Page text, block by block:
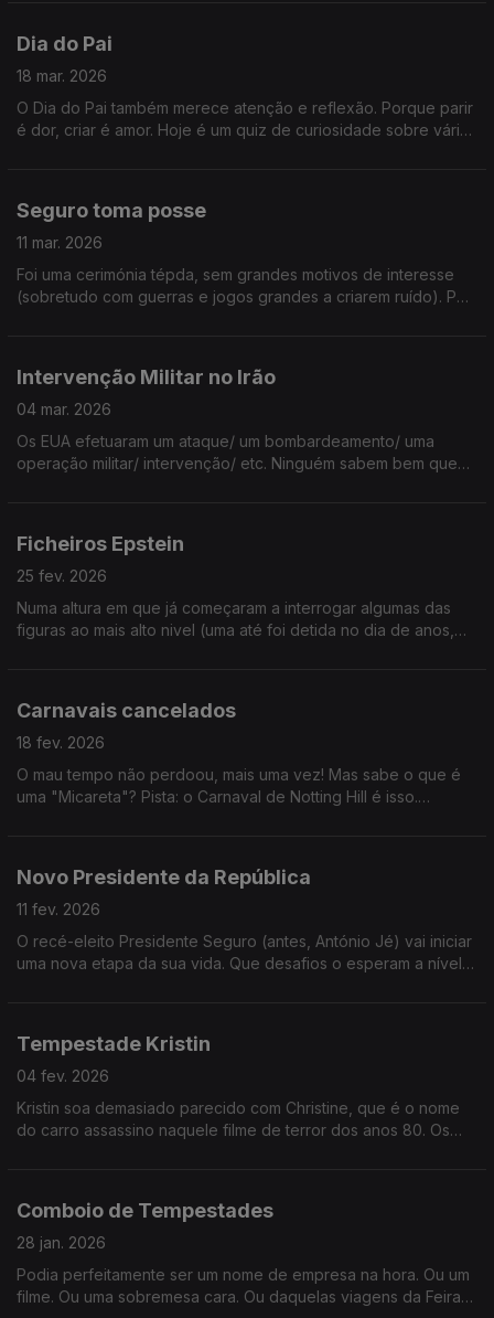
Dia do Pai
18 mar. 2026
O Dia do Pai também merece atenção e reflexão. Porque parir
é dor, criar é amor. Hoje é um quiz de curiosidade sobre vários
Seguro toma posse
11 mar. 2026
Foi uma cerimónia tépda, sem grandes motivos de interesse
(sobretudo com guerras e jogos grandes a criarem ruído). Por
Intervenção Militar no Irão
04 mar. 2026
Os EUA efetuaram um ataque/ um bombardeamento/ uma
operação militar/ intervenção/ etc. Ninguém sabem bem que
Ficheiros Epstein
25 fev. 2026
Numa altura em que já começaram a interrogar algumas das
figuras ao mais alto nivel (uma até foi detida no dia de anos,
Carnavais cancelados
18 fev. 2026
O mau tempo não perdoou, mais uma vez! Mas sabe o que é
uma "Micareta"? Pista: o Carnaval de Notting Hill é isso.
Novo Presidente da República
11 fev. 2026
O recé-eleito Presidente Seguro (antes, António Jé) vai iniciar
uma nova etapa da sua vida. Que desafios o esperam a nível
Tempestade Kristin
04 fev. 2026
Kristin soa demasiado parecido com Christine, que é o nome
do carro assassino naquele filme de terror dos anos 80. Os
Comboio de Tempestades
28 jan. 2026
Podia perfeitamente ser um nome de empresa na hora. Ou um
filme. Ou uma sobremesa cara. Ou daquelas viagens da Feira